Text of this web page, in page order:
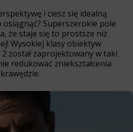
i ciesz się idealną
osiągnąć? Superszerokie pole
że staje się to prostsze niż
Wysokiej klasy obiektyw
został zaprojektowany w taki
redukować zniekształcenia